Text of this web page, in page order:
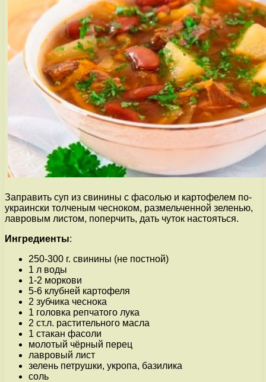
Заправить суп из свинины с фасолью и картофелем по-
украински толченым чесноком, размельченной зеленью,
лавровым листом, поперчить, дать чуток настояться.
Ингредиенты:
250-300 г. свинины (не постной)
1 л воды
1-2 моркови
5-6 клубней картофеля
2 зубчика чеснока
1 головка репчатого лука
2 ст.л. растительного масла
1 стакан фасоли
молотый чёрный перец
лавровый лист
зелень петрушки, укропа, базилика
соль